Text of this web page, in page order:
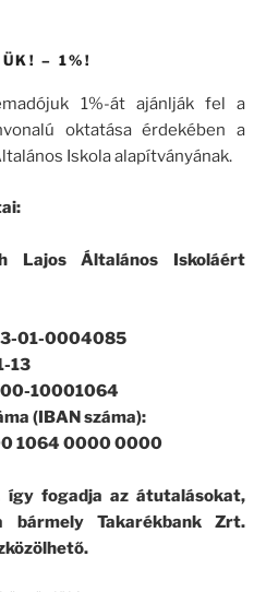
– 1%!
1%-át ajánlják fel a
oktatása érdekében a
Iskola alapítványának.
Lajos Általános Iskoláért
01-0004085
13
10001064
(IBAN száma):
1064 0000 0000
így fogadja az átutalásokat,
bármely Takarékbank Zrt.